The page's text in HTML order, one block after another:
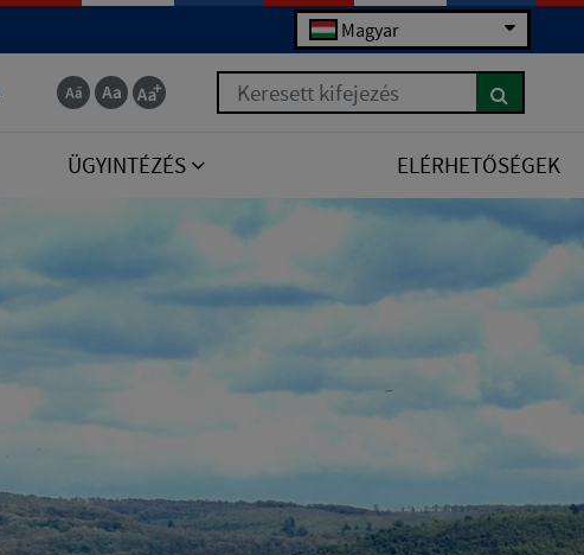
Magyar
Keresett kifejezés
ÜGYINTÉZÉS ELÉRHETŐSÉGEK